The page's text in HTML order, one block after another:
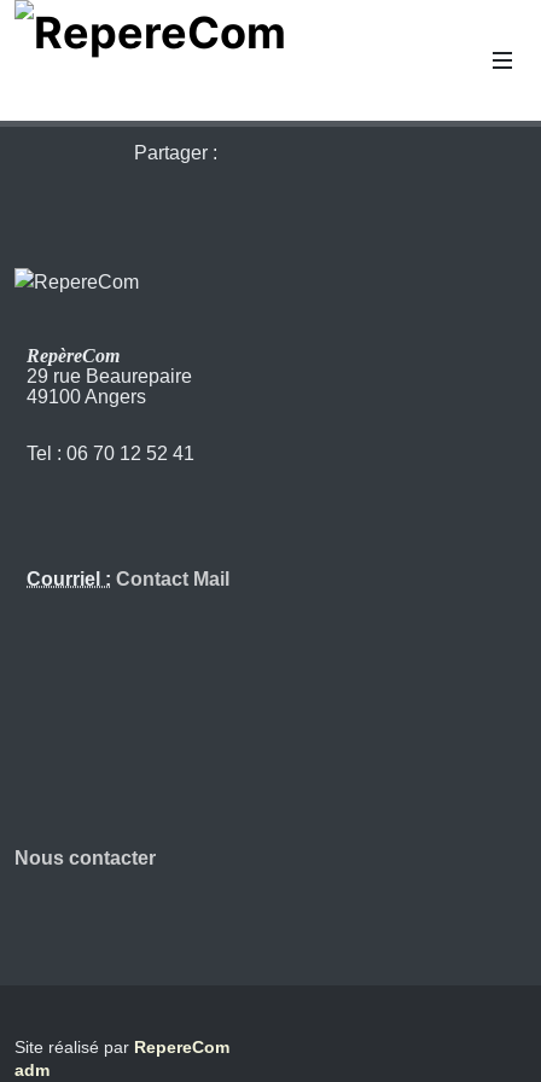
Partager :
RepèreCom
29 rue Beaurepaire
49100 Angers
Tel : 06 70 12 52 41
Courriel : Contact Mail
Nous contacter
Site réalisé par RepereCom
adm